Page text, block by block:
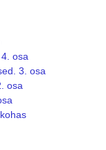
osa
3. osa
osa